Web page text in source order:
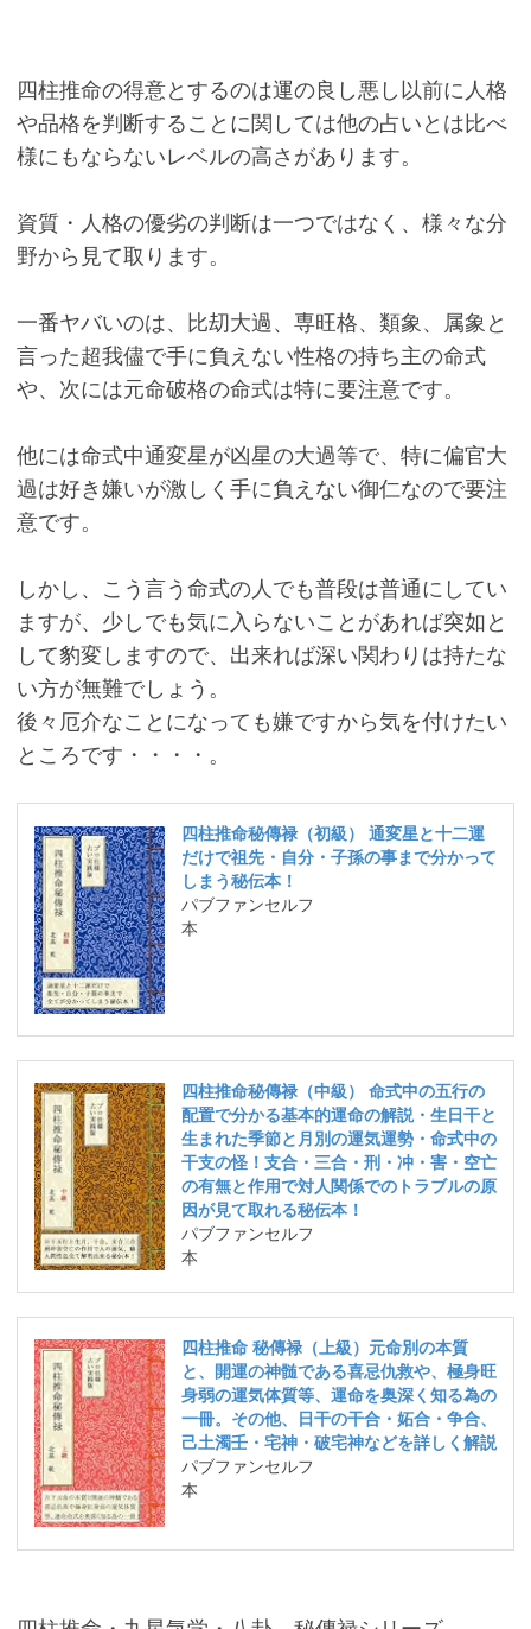
四柱推命の得意とするのは運の良し悪し以前に人格
や品格を判断することに関しては他の占いとは比べ
様にもならないレベルの高さがあります。
資質・人格の優劣の判断は一つではなく、様々な分
野から見て取ります。
一番ヤバいのは、比刧大過、専旺格、類象、属象と
言った超我儘で手に負えない性格の持ち主の命式
や、次には元命破格の命式は特に要注意です。
他には命式中通変星が凶星の大過等で、特に偏官大
過は好き嫌いが激しく手に負えない御仁なので要注
意です。
しかし、こう言う命式の人でも普段は普通にしてい
ますが、少しでも気に入らないことがあれば突如と
して豹変しますので、出来れば深い関わりは持たな
い方が無難でしょう。
後々厄介なことになっても嫌ですから気を付けたい
ところです・・・・。
四柱推命秘傳禄（初級） 通変星と十二運
だけで祖先・自分・子孫の事まで分かって
しまう秘伝本！
パブファンセルフ
本
四柱推命秘傳禄（中級） 命式中の五行の
配置で分かる基本的運命の解説・生日干と
生まれた季節と月別の運気運勢・命式中の
干支の怪！支合・三合・刑・冲・害・空亡
の有無と作用で対人関係でのトラブルの原
因が見て取れる秘伝本！
パブファンセルフ
本
四柱推命 秘傳禄（上級）元命別の本質
と、開運の神髄である喜忌仇救や、極身旺
身弱の運気体質等、運命を奥深く知る為の
一冊。その他、日干の干合・妬合・争合、
己土濁壬・宅神・破宅神などを詳しく解説
パブファンセルフ
本